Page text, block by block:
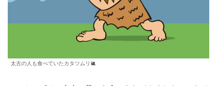
太古の人も食べていたカタツムリ🐌